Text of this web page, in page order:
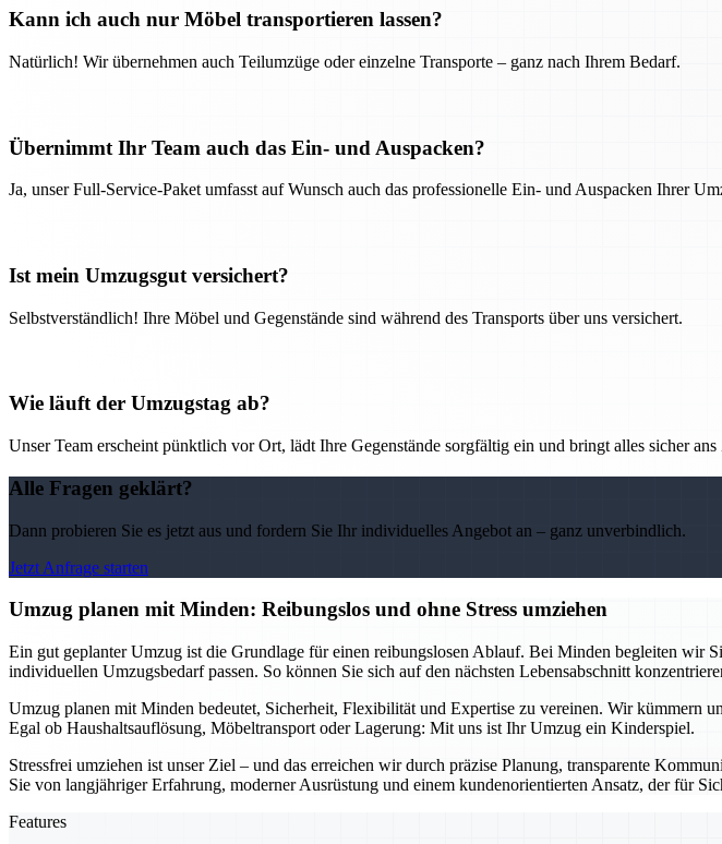
Kann ich auch nur Möbel transportieren lassen?
Natürlich! Wir übernehmen auch Teilumzüge oder einzelne Transporte – ganz nach Ihrem Bedarf.
Übernimmt Ihr Team auch das Ein- und Auspacken?
Ja, unser Full-Service-Paket umfasst auf Wunsch auch das professionelle Ein- und Auspacken Ihrer
Ist mein Umzugsgut versichert?
Selbstverständlich! Ihre Möbel und Gegenstände sind während des Transports über uns versichert.
Wie läuft der Umzugstag ab?
Unser Team erscheint pünktlich vor Ort, lädt Ihre Gegenstände sorgfältig ein und bringt alles sicher
Alle Fragen geklärt?
Dann probieren Sie es jetzt aus und fordern Sie Ihr individuelles Angebot an – ganz unverbindlich.
Jetzt Anfrage starten
Umzug planen mit Minden: Reibungslos und ohne Stress umziehen
Ein gut geplanter Umzug ist die Grundlage für einen reibungslosen Ablauf. Bei Minden begleiten wir
individuellen Umzugsbedarf passen. So können Sie sich auf den nächsten Lebensabschnitt
Umzug planen mit Minden bedeutet, Sicherheit, Flexibilität und Expertise zu vereinen. Wir kümmern
Egal ob Haushaltsauflösung, Möbeltransport oder Lagerung: Mit uns ist Ihr Umzug ein Kinderspiel.
Stressfrei umziehen ist unser Ziel – und das erreichen wir durch präzise Planung, transparente
Sie von langjähriger Erfahrung, moderner Ausrüstung und einem kundenorientierten Ansatz, der für
Features